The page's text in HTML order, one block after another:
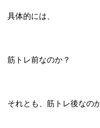
具体的には、
筋トレ前なのか？
それとも、筋トレ後なの